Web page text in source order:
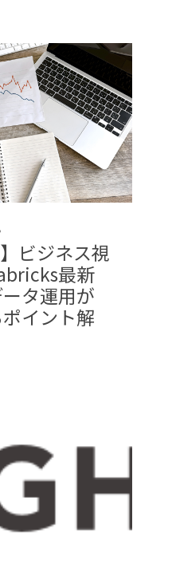
ビジネス視
最新
タ運用が
イント解